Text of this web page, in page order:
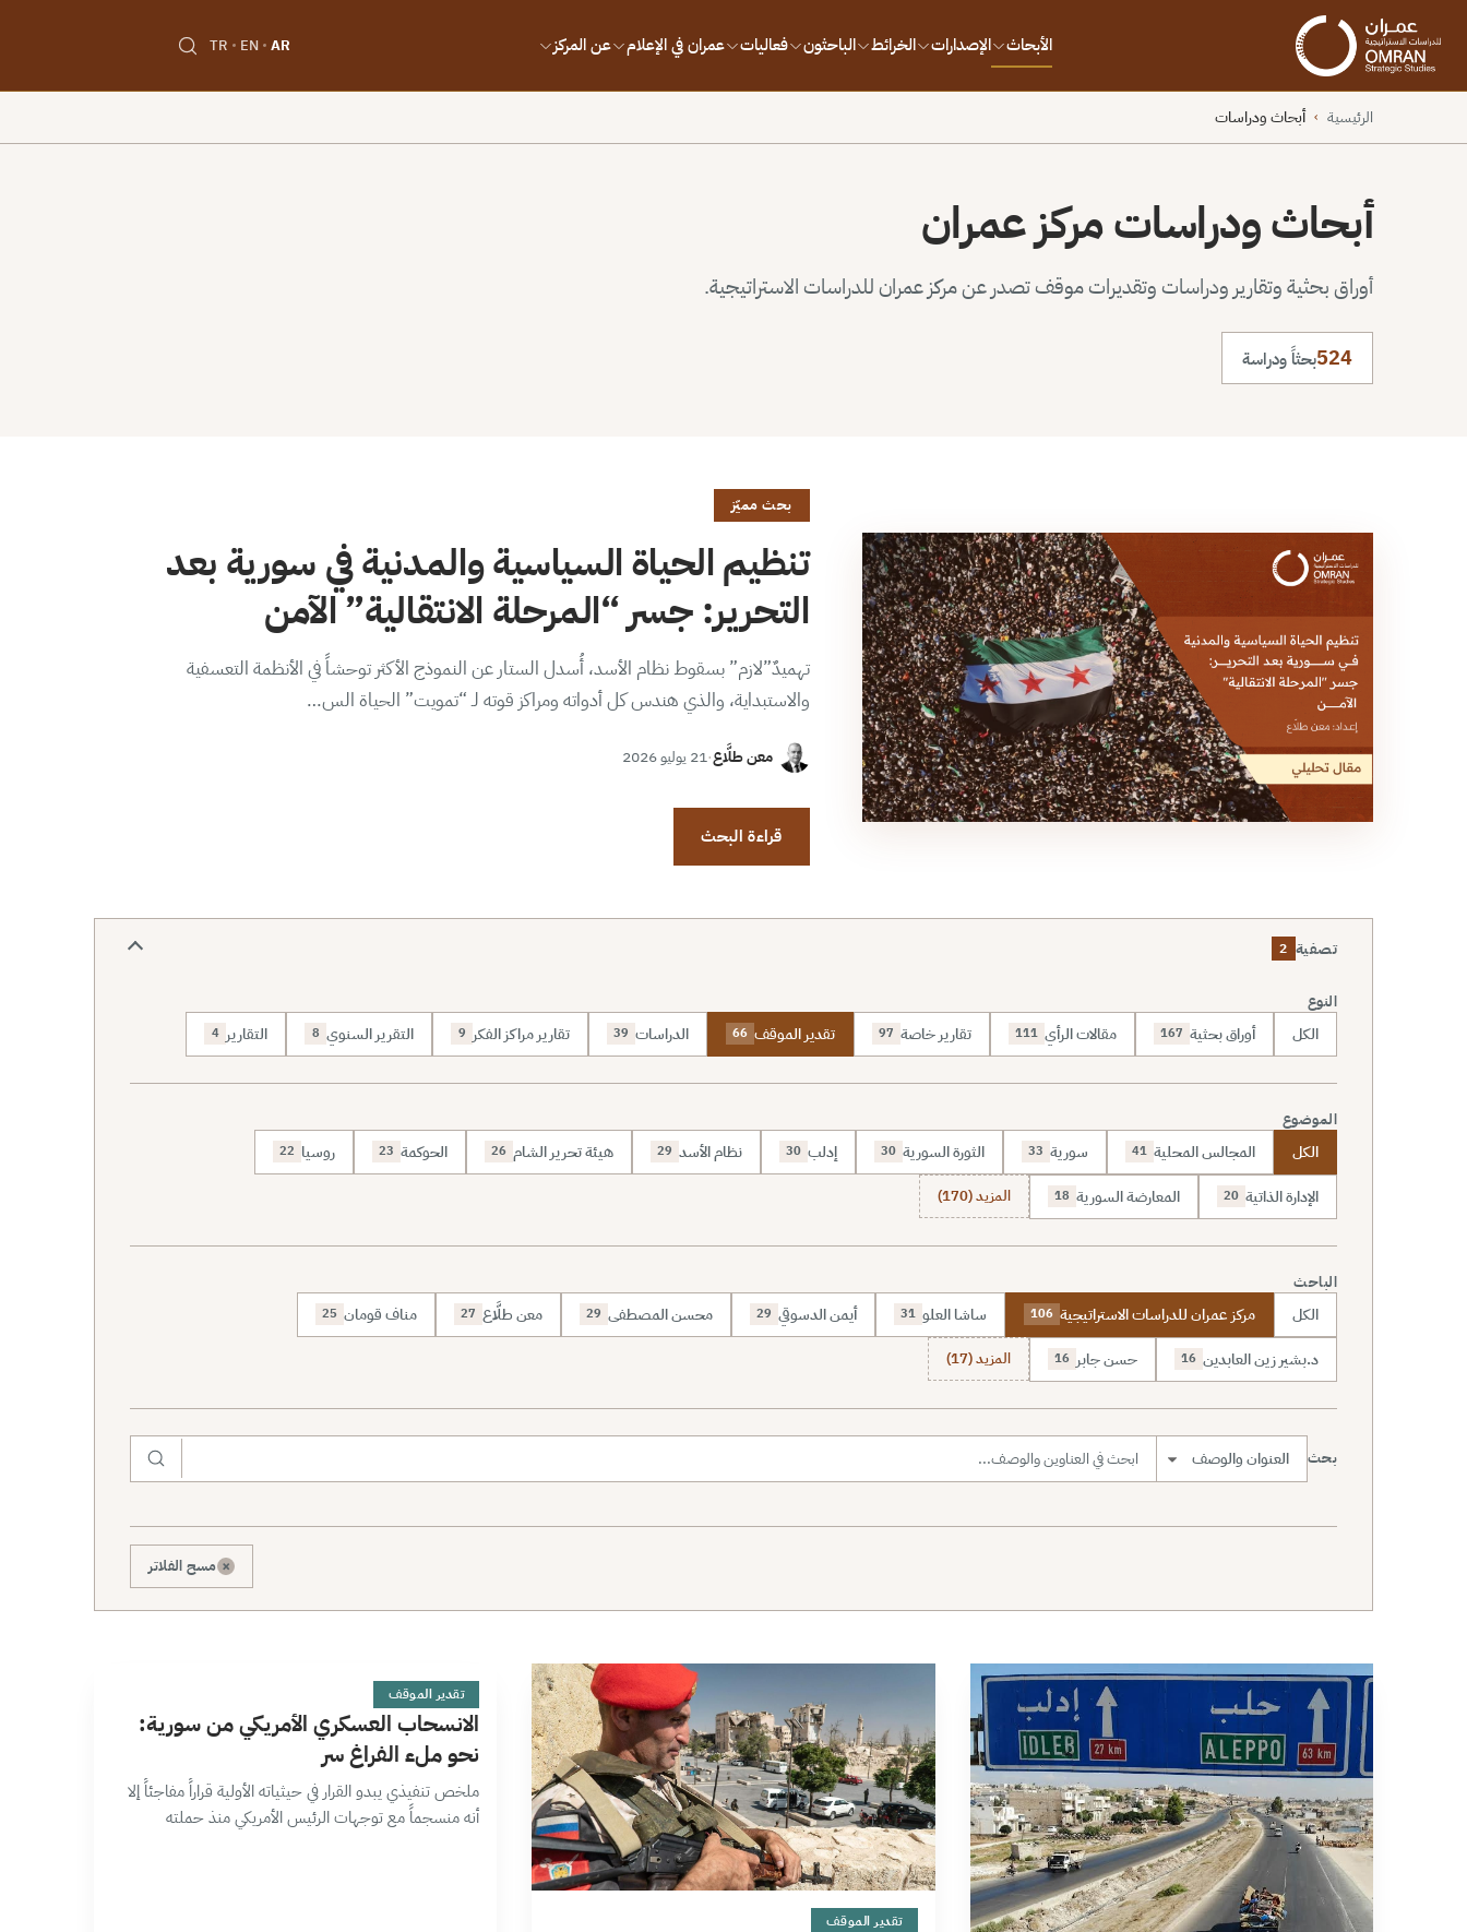
الأبحاث الإصدارات الخرائط الباحثون فعاليات عمران في الإعلام عن المركز AR
EN
TR
الرئيسية › أبحاث ودراسات
أبحاث ودراسات مركز عمران
أوراق بحثية وتقارير ودراسات وتقديرات موقف تصدر عن مركز عمران للدراسات الاستراتيجية.
524بحثاً ودراسة
بحث مميّز
تنظيم الحياة السياسية والمدنية في سورية بعد
التحرير: جسر “المرحلة الانتقالية” الآمن
تهميدٌ”لازم” بسقوط نظام الأسد، أُسدل الستار عن النموذج الأكثر توحشاً في الأنظمة التعسفية
والاستبداية، والذي هندس كل أدواته ومراكز قوته لـ “تمويت” الحياة الس…
معن طلَّاع·21 يوليو 2026
قراءة البحث
تصفية 2
النوع
الكل أوراق بحثية 167 مقالات الرأي 111 تقارير خاصة 97 تقدير الموقف 66 الدراسات 39 تقارير مراكز الفكر 9 التقرير السنوي 8 التقارير 4
الموضوع
الكل المجالس المحلية 41 سورية 33 الثورة السورية 30 إدلب 30 نظام الأسد 29 هيئة تحرير الشام 26 الحوكمة 23 روسيا 22
الإدارة الذاتية 20 المعارضة السورية 18 المزيد (170)
الباحث
الكل مركز عمران للدراسات الاستراتيجية 106 ساشا العلو 31 أيمن الدسوقي 29 محسن المصطفى 29 معن طلَّاع 27 مناف قومان 25
د.بشير زين العابدين 16 حسن جابر 16 المزيد (17)
بحث نطاق البحث
× مسح الفلاتر
9 دقائق
تقدير الموقف
ا9 دقائق
تقدير الموقف
الانسحاب العسكري الأمريكي من سورية:
نحو ملء الفراغ سر
ملخص تنفيذي يبدو القرار في حيثياته الأولية قراراً مفاجئاً إلا
أنه منسجماً مع توجهات الرئيس الأمريكي منذ حملته